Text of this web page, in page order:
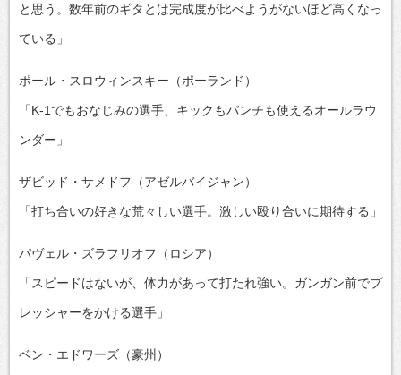
と思う。数年前のギタとは完成度が比べようがないほど高くなっ
ている」
ポール・スロウィンスキー（ポーランド）
「K-1でもおなじみの選手、キックもパンチも使えるオールラウ
ンダー」
ザビッド・サメドフ（アゼルバイジャン）
「打ち合いの好きな荒々しい選手。激しい殴り合いに期待する」
パヴェル・ズラフリオフ（ロシア）
「スピードはないが、体力があって打たれ強い。ガンガン前でプ
レッシャーをかける選手」
ベン・エドワーズ（豪州）